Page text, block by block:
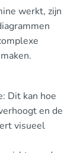
werkt, zijn
Dit kan hoe
en de
visueel